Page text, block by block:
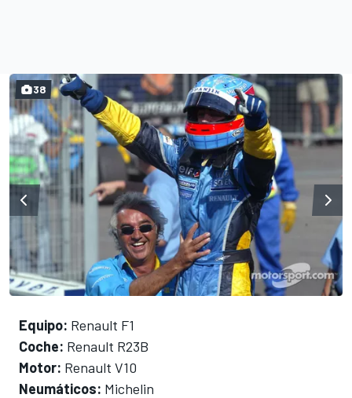
Equipo: Renault F1
Coche: Renault R23B
Motor: Renault V10
Neumáticos: Michelin
38